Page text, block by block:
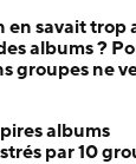
en savait trop
albums ?
groupes ne
albums
par 10